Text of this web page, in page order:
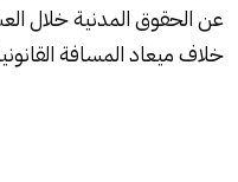
عن الحقوق المدنية خلال
خلاف ميعاد المسافة